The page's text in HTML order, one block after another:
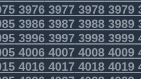
3976397739783979
3986398739883989
3996399739983999
4006400740084009
4016401740184019